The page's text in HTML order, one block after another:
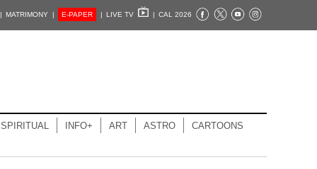
MATRIMONY | E-PAPER | LIVE TV | CAL 2026
SPIRITUAL INFO+ ART ASTRO CARTOONS